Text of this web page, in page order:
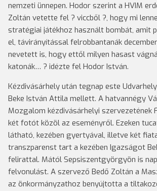
nemzeti ünnepen. Hodor szerint a HVIM
Zoltán vetette fel ? viccből ?, hogy mi
stratégiai játékhoz használt bombát, amit
el, távirányítással felrobbantanák
nevetett is, hogy ettől milyen hasast
katonák… ? idézte fel Hodor István.
Kézdivásárhely után tegnap este
Beke István Attila mellett. A hatvannégy
Mozgalom kézdivásárhelyi szervezetének
két fotót közöl az eseményről. Ezeken
látható, kezében gyertyával, illetve két
transzparenst tart a kezében Igazságot
felirattal. Mától Sepsiszentgyörgyön is
felvonulást. A szervező Bedő Zoltán a
az önkormányzathoz benyújtotta a